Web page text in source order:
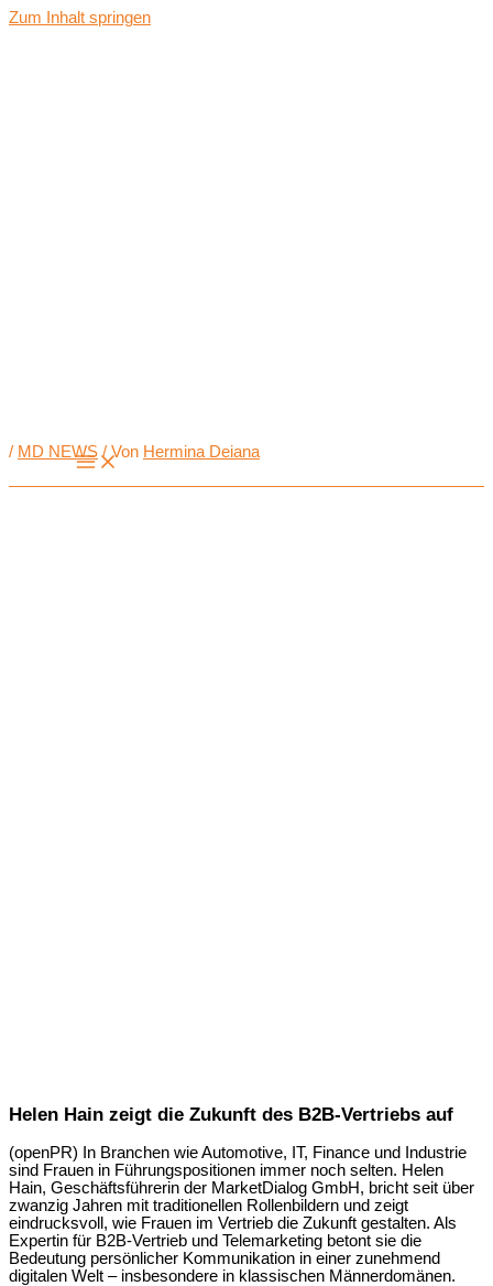
Zum Inhalt springen
/ MD NEWS/ Von Hermina Deiana
Helen Hain zeigt die Zukunft des B2B-Vertriebs auf
(openPR) In Branchen wie Automotive, IT, Finance und Industrie
sind Frauen in Führungspositionen immer noch selten. Helen
Hain, Geschäftsführerin der MarketDialog GmbH, bricht seit über
zwanzig Jahren mit traditionellen Rollenbildern und zeigt
eindrucksvoll, wie Frauen im Vertrieb die Zukunft gestalten. Als
Expertin für B2B-Vertrieb und Telemarketing betont sie die
Bedeutung persönlicher Kommunikation in einer zunehmend
digitalen Welt – insbesondere in klassischen Männerdomänen.